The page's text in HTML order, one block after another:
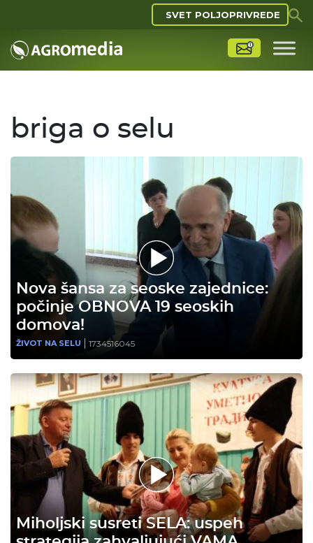
SVET POLJOPRIVREDE
briga o selu
Nova šansa za seoske zajednice:
počinje OBNOVA 19 seoskih
domova!
ŽIVOT NA SELU 1734516045
Miholjski susreti SELA: uspeh